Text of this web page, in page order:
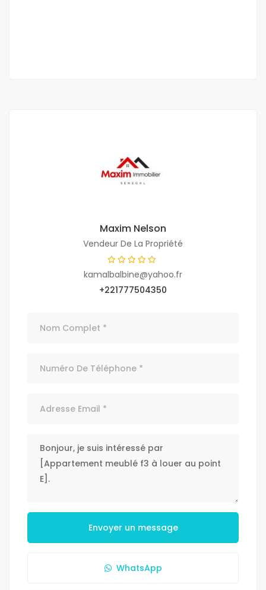
Maxim Nelson
Vendeur De La Propriété
kamalbalbine@yahoo.fr
+221777504350
Envoyer un message
WhatsApp